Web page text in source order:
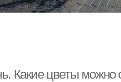
Какие цветы можно